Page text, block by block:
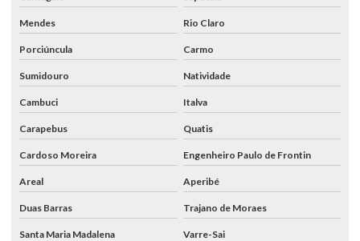
Mendes Rio Claro
Porciúncula Carmo
Sumidouro Natividade
Cambuci Italva
Carapebus Quatis
Cardoso Moreira Engenheiro Paulo de Frontin
Areal Aperibé
Duas Barras Trajano de Moraes
Santa Maria Madalena Varre-Sai